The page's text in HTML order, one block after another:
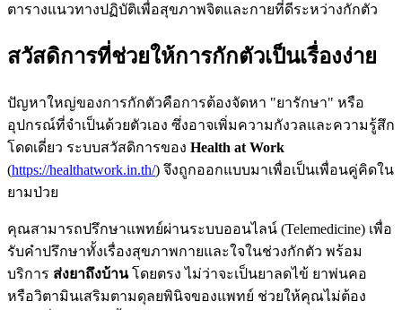
ตารางแนวทางปฏิบัติเพื่อสุขภาพจิตและกายที่ดีระหว่างกักตัว
สวัสดิการที่ช่วยให้การกักตัวเป็นเรื่องง่าย
ปัญหาใหญ่ของการกักตัวคือการต้องจัดหา "ยารักษา" หรือ
อุปกรณ์ที่จำเป็นด้วยตัวเอง ซึ่งอาจเพิ่มความกังวลและความรู้สึก
โดดเดี่ยว ระบบสวัสดิการของ Health at Work
(https://healthatwork.in.th/) จึงถูกออกแบบมาเพื่อเป็นเพื่อนคู่คิดใน
ยามป่วย
คุณสามารถปรึกษาแพทย์ผ่านระบบออนไลน์ (Telemedicine) เพื่อ
รับคำปรึกษาทั้งเรื่องสุขภาพกายและใจในช่วงกักตัว พร้อม
บริการ ส่งยาถึงบ้านโดยตรง ไม่ว่าจะเป็นยาลดไข้ ยาพ่นคอ
หรือวิตามินเสริมตามดุลยพินิจของแพทย์ ช่วยให้คุณไม่ต้อง